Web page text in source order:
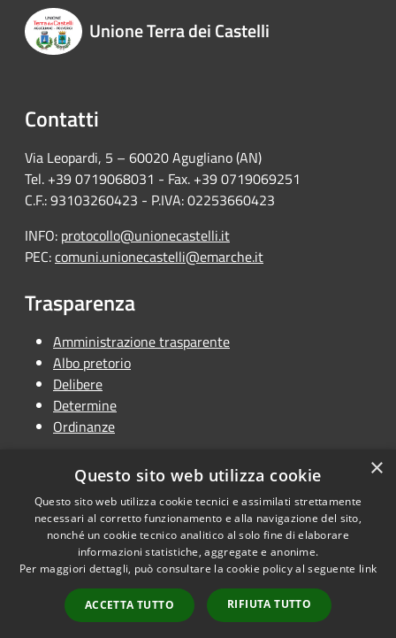
Unione Terra dei Castelli
Contatti
Via Leopardi, 5 – 60020 Agugliano (AN)
Tel. +39 0719068031 - Fax. +39 0719069251
C.F.: 93103260423 - P.IVA: 02253660423
INFO: protocollo@unionecastelli.it
PEC:comuni.unionecastelli@emarche.it
Trasparenza
Amministrazione trasparente
Albo pretorio
Delibere
Determine
Ordinanze
RSS
Accessibilità
Cookie
Mappa del sito
Dichiarazione di
Copyright © 2026 • Unione
Terra dei Castelli • Powered by
Municipium•Accesso
redazione
×
Questo sito web utilizza cookie
Questo sito web utilizza cookie tecnici e assimilati strettamente
necessari al corretto funzionamento e alla navigazione del sito,
nonché un cookie tecnico analitico al solo fine di elaborare
informazioni statistiche, aggregate e anonime.
Per maggiori dettagli, può consultare la cookie policy al seguente link
ACCETTA TUTTO RIFIUTA TUTTO